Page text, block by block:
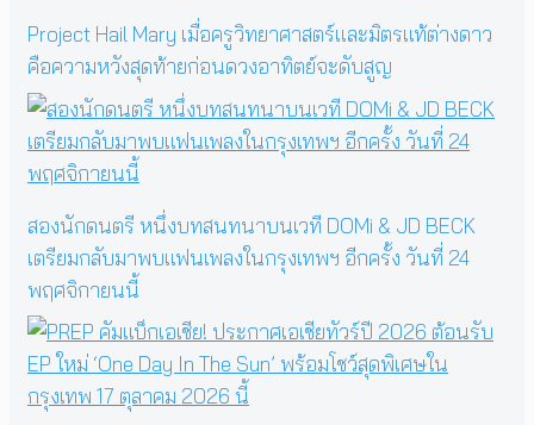
Project Hail Mary เมื่อครูวิทยาศาสตร์และมิตรแท้ต่างดาว
คือความหวังสุดท้ายก่อนดวงอาทิตย์จะดับสูญ
สองนักดนตรี หนึ่งบทสนทนาบนเวที DOMi & JD BECK
เตรียมกลับมาพบแฟนเพลงในกรุงเทพฯ อีกครั้ง วันที่ 24
พฤศจิกายนนี้